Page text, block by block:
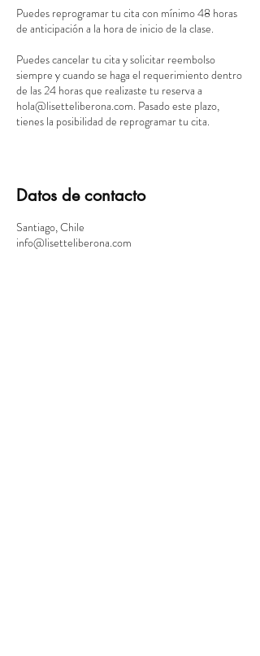
Puedes reprogramar tu cita con mínimo 48 horas
de anticipación a la hora de inicio de la clase.
Puedes cancelar tu cita y solicitar reembolso
siempre y cuando se haga el requerimiento dentro
de las 24 horas que realizaste tu reserva a
hola@lisetteliberona.com. Pasado este plazo,
tienes la posibilidad de reprogramar tu cita.
Datos de contacto
Santiago, Chile
info@lisetteliberona.com